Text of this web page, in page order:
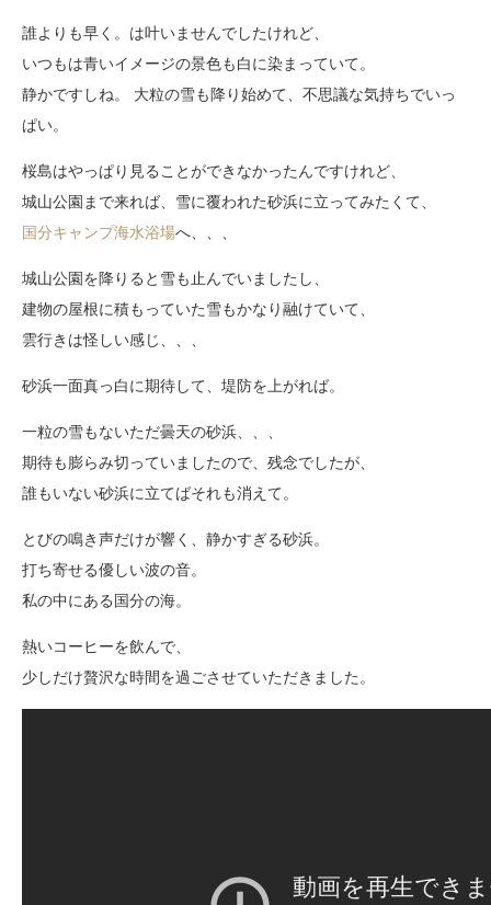
誰よりも早く。は叶いませんでしたけれど、
いつもは青いイメージの景色も白に染まっていて。
静かですしね。 大粒の雪も降り始めて、不思議な気持ちでいっ
ぱい。
桜島はやっぱり見ることができなかったんですけれど、
城山公園まで来れば、雪に覆われた砂浜に立ってみたくて、
国分キャンプ海水浴場へ、、、
城山公園を降りると雪も止んでいましたし、
建物の屋根に積もっていた雪もかなり融けていて、
雲行きは怪しい感じ、、、
砂浜一面真っ白に期待して、堤防を上がれば。
一粒の雪もないただ曇天の砂浜、、、
期待も膨らみ切っていましたので、残念でしたが、
誰もいない砂浜に立てばそれも消えて。
とびの鳴き声だけが響く、静かすぎる砂浜。
打ち寄せる優しい波の音。
私の中にある国分の海。
熱いコーヒーを飲んで、
少しだけ贅沢な時間を過ごさせていただきました。